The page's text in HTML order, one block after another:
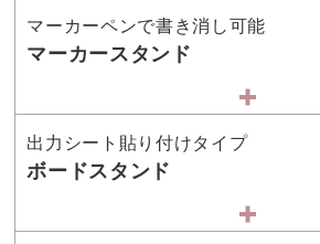
マーカーペンで書き消し可能
マーカースタンド
出力シート貼り付けタイプ
ボードスタンド